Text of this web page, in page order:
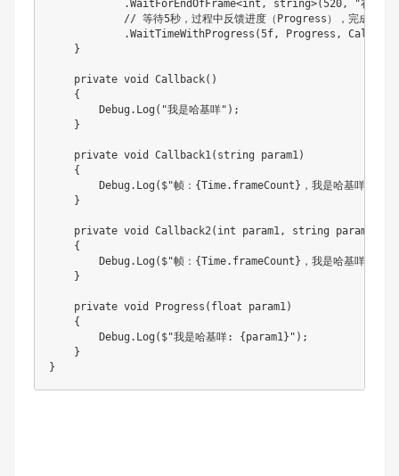
.WaitForEndOfFrame<int, string>(520, "在本帧
// 等待5秒，过程中反馈进度（Progress），完成后执
.WaitTimeWithProgress(5f, Progress,
    }
    private void Callback()
    {
        Debug.Log("我是哈基咩");
    }
    private void Callback1(string param1)
    {
Debug.Log($"帧：{Time.frameCount}，我是哈基咩:
    }
    private void Callback2(int param1, string param2)
    {
Debug.Log($"帧：{Time.frameCount}，我是哈基咩:
    }
    private void Progress(float param1)
    {
        Debug.Log($"我是哈基咩: {param1}");
    }
}